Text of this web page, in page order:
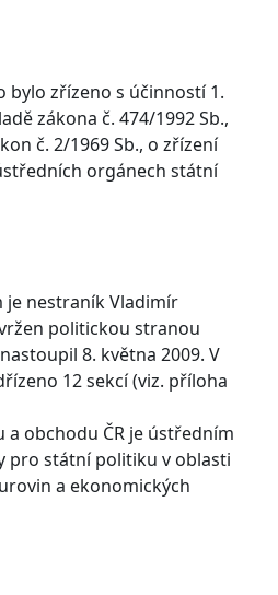
bylo zřízeno s účinností 1.
zákona č. 474/1992 Sb.,
č. 2/1969 Sb., o zřízení
orgánech státní
je nestraník Vladimír
politickou stranou
8. května 2009. V
12 sekcí (viz. příloha
obchodu ČR je ústředním
pro státní politiku v oblasti
a ekonomických